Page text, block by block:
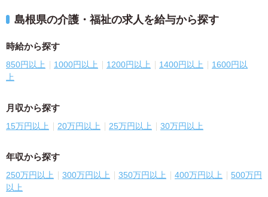
島根県の介護・福祉の求人を給与から探す
時給から探す
850円以上 1000円以上 1200円以上 1400円以上
1600円以
上
月収から探す
15万円以上 20万円以上 25万円以上 30万円以上
年収から探す
250万円以上 300万円以上 350万円以上 400万円以上
500万円
以上